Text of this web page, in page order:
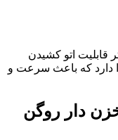
1040 روگن با مخزنی معادل 1.7 لیتر قابلیت اتو کشیدن
دارد که باعث سرعت و
دار روگن